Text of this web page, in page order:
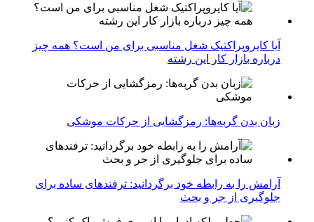
آیا کایروپراکتیک شغل مناسبی برای من است؟ همه چیز
درباره بازار کار این رشته
زبان بدن گربه‌ها: رمزگشایی از حرکات موشکی
آرامش را به رابطه خود برگردانید: ترفندهای ساده برای
جلوگیری از جر و بحث